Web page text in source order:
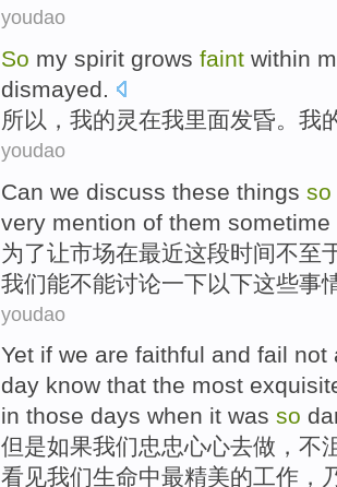
youdao
So my spirit grows faint within
dismayed.
所以， 我的灵在我里面发昏。我
youdao
Can we discuss these things so
very mention of them sometime
为了让市场在最近这段时间不至
我们能不能讨论一下 以下这些事
youdao
Yet if we are faithful and fail not
day know that the most
in those days when it was so
但是如果我们忠忠心心去做 ， 不
看见我们生命中最精美的工作 ，